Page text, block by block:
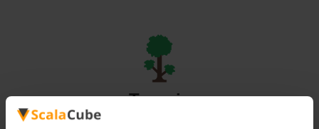
Terraria
サーバーホスティング